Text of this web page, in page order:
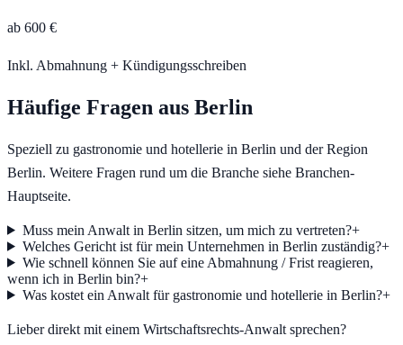
ab 600 €
Inkl. Abmahnung + Kündigungsschreiben
Häufige Fragen aus Berlin
Speziell zu gastronomie und hotellerie in Berlin und der Region
Berlin. Weitere Fragen rund um die Branche siehe Branchen-
Hauptseite.
Muss mein Anwalt in Berlin sitzen, um mich zu vertreten?+
Welches Gericht ist für mein Unternehmen in Berlin zuständig?+
Wie schnell können Sie auf eine Abmahnung / Frist reagieren,
wenn ich in Berlin bin?+
Was kostet ein Anwalt für gastronomie und hotellerie in Berlin?+
Lieber direkt mit einem Wirtschaftsrechts-Anwalt sprechen?